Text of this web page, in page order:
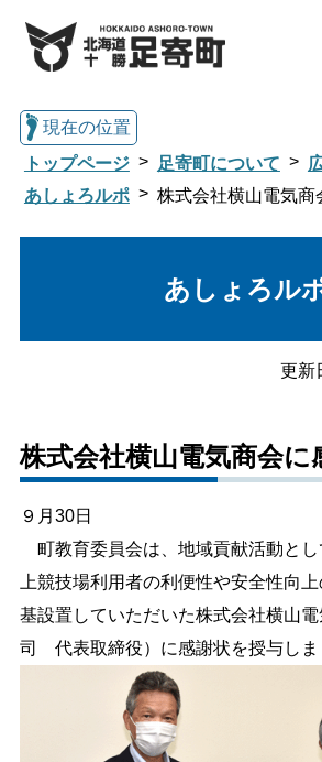
子育て・教育
しごと・産業
文字サイズ
標準 拡大
現在の位置
トップページ
足寄町について
あしょろルポ
株式会社横山電気商
あしょろル
更新
株式会社横山電気商会に
９月30日
町教育委員会は、地域貢献活動と
上競技場利用者の利便性や安全性向
基設置していただいた株式会社横山
司 代表取締役）に感謝状を授与しま